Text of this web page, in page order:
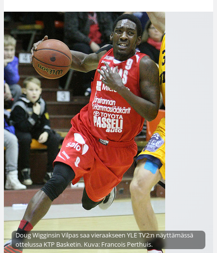
Doug Wigginsin Vilpas saa vieraakseen YLE TV2:n näyttämässä
ottelussa KTP Basketin. Kuva: Francois Perthuis.